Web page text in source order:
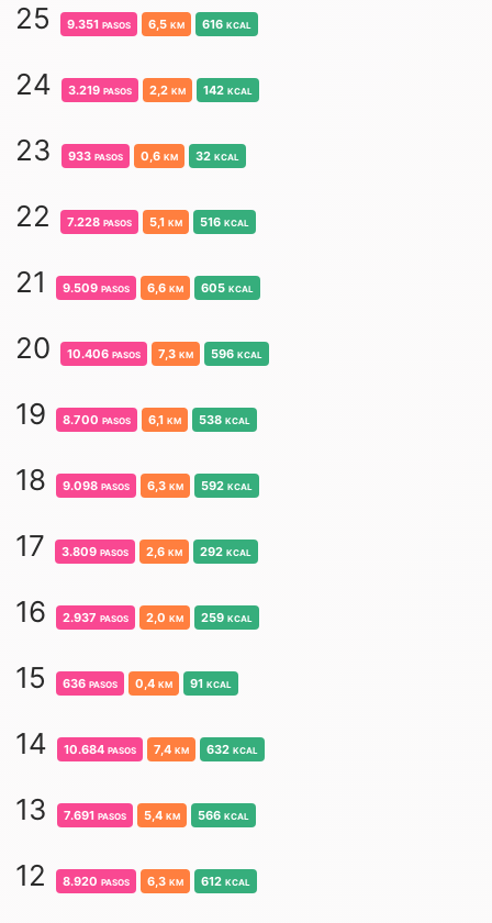
25 9.351 pasos 6,5 km 616 kcal
24 3.219 pasos 2,2 km 142 kcal
23 933 pasos 0,6 km 32 kcal
22 7.228 pasos 5,1 km 516 kcal
21 9.509 pasos 6,6 km 605 kcal
20 10.406 pasos 7,3 km 596 kcal
19 8.700 pasos 6,1 km 538 kcal
18 9.098 pasos 6,3 km 592 kcal
17 3.809 pasos 2,6 km 292 kcal
16 2.937 pasos 2,0 km 259 kcal
15 636 pasos 0,4 km 91 kcal
14 10.684 pasos 7,4 km 632 kcal
13 7.691 pasos 5,4 km 566 kcal
12 8.920 pasos 6,3 km 612 kcal